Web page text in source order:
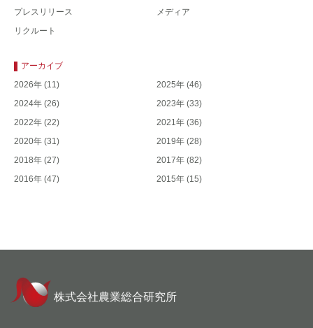
プレスリリース
メディア
リクルート
アーカイブ
2026年 (11) 2025年 (46)
2024年 (26) 2023年 (33)
2022年 (22) 2021年 (36)
2020年 (31) 2019年 (28)
2018年 (27) 2017年 (82)
2016年 (47) 2015年 (15)
株式会社農業総合研究所